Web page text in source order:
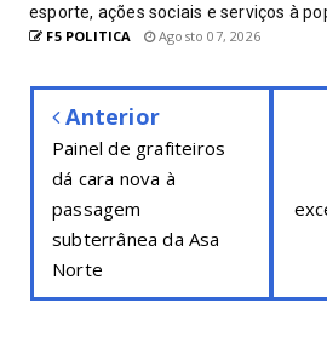
esporte, ações sociais e serviços à
F5 POLITICA Agosto 07, 2026
Anterior
Painel de grafiteiros
dá cara nova à
passagem
subterrânea da Asa
Norte